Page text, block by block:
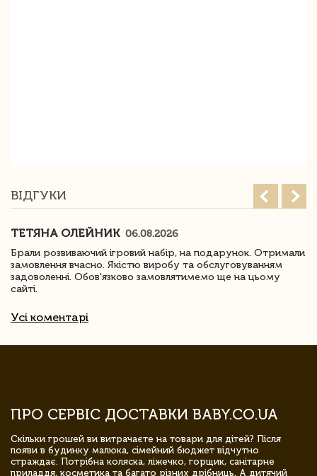
ВІДГУКИ
ТЕТЯНА ОЛЕЙНИК 06.08.2026
Брали розвиваючий ігровий набір, на подарунок. Отримали
замовлення вчасно. Якістю виробу та обслуговуванням
задоволенні. Обов'язково замовлятимемо ще на цьому
сайті.
Усі коментарі
ПРО СЕРВІС ДОСТАВКИ BABY.CO.UA
Скільки грошей ви витрачаєте на товари для дітей? Після
появи в будинку малюка, сімейний бюджет відчутно
страждає. Потрібна коляска, ліжечко, горщик, санітарне
приладдя, косметика та багато різних дрібниць. А дитячий